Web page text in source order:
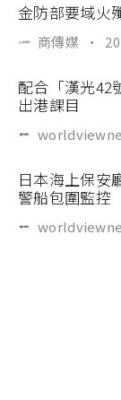
金防部要域火
商傳媒 ·
配合「漢光42
出港課目
日本海上保安
警船包圍監控